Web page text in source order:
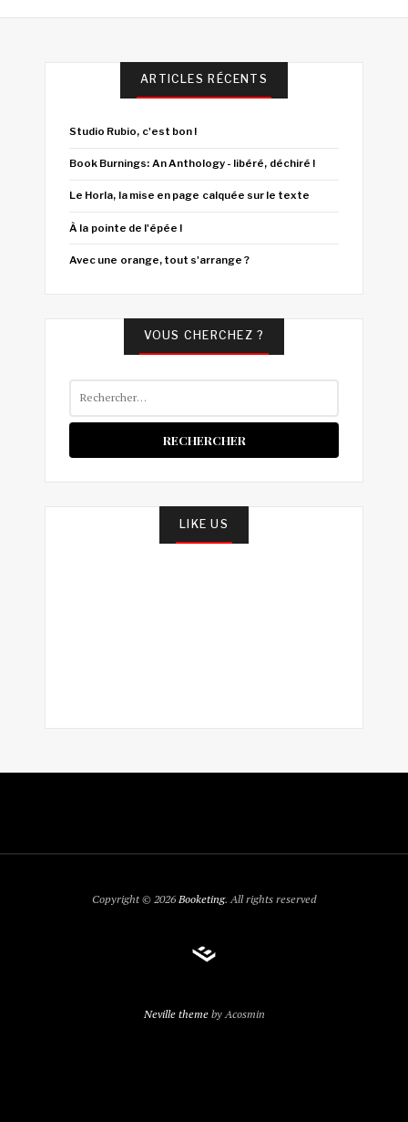
ARTICLES RÉCENTS
Studio Rubio, c'est bon !
Book Burnings: An Anthology - libéré, déchiré !
Le Horla, la mise en page calquée sur le texte
À la pointe de l'épée !
Avec une orange, tout s'arrange ?
VOUS CHERCHEZ ?
LIKE US
Copyright © 2026Booketing. All rights reserved
Neville themeby Acosmin